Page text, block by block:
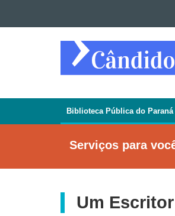
Ir para a navegaçãoREVISTA
CÂNDIDO
Navegação
Jornal
Biblioteca Pública do Paraná
Serviços para
Um